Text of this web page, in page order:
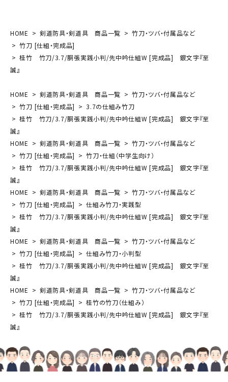
HOME 剣道防具・剣道具 商品一覧
竹刀・ツバ・付属品など
竹刀 [仕組・完成品]
桂竹 竹刀/3.7/胴張実践小判/先中吟仕組W [完成品] 銀文字『至
誠』
HOME 剣道防具・剣道具 商品一覧
竹刀・ツバ・付属品など
竹刀 [仕組・完成品]
3.7の仕組み竹刀
桂竹 竹刀/3.7/胴張実践小判/先中吟仕組W [完成品] 銀文字『至
誠』
HOME
剣道防具・剣道具 商品一覧
竹刀・ツバ・付属品など
竹刀 [仕組・完成品]
竹刀・仕組（中学生向け）
桂竹 竹刀/3.7/胴張実践小判/先中吟仕組W [完成品] 銀文字『至
誠』
HOME
剣道防具・剣道具 商品一覧
竹刀・ツバ・付属品など
竹刀 [仕組・完成品]
仕組み竹刀・実践型
桂竹 竹刀/3.7/胴張実践小判/先中吟仕組W [完成品] 銀文字『至
誠』
HOME
剣道防具・剣道具 商品一覧
竹刀・ツバ・付属品など
竹刀 [仕組・完成品]
仕組み竹刀・小判型
桂竹 竹刀/3.7/胴張実践小判/先中吟仕組W [完成品] 銀文字『至
誠』
HOME
剣道防具・剣道具 商品一覧
竹刀・ツバ・付属品など
竹刀 [仕組・完成品]
桂竹の竹刀（仕組み）
桂竹 竹刀/3.7/胴張実践小判/先中吟仕組W [完成品] 銀文字『至
誠』